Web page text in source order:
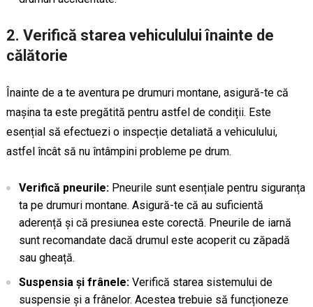
2. Verifică starea vehiculului înainte de
călătorie
Înainte de a te aventura pe drumuri montane, asigură-te că
mașina ta este pregătită pentru astfel de condiții. Este
esențial să efectuezi o inspecție detaliată a vehiculului,
astfel încât să nu întâmpini probleme pe drum.
Verifică pneurile:Pneurile sunt esențiale pentru siguranța
ta pe drumuri montane. Asigură-te că au suficientă
aderență și că presiunea este corectă. Pneurile de iarnă
sunt recomandate dacă drumul este acoperit cu zăpadă
sau gheață.
Suspensia și frânele:Verifică starea sistemului de
suspensie și a frânelor. Acestea trebuie să funcționeze